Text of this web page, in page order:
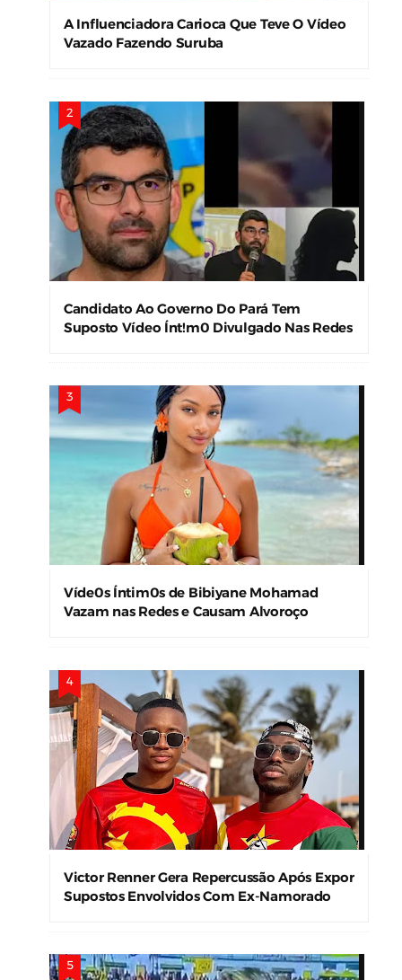
A Influenciadora Carioca Que Teve O Vídeo
Vazado Fazendo Suruba
Candidato Ao Governo Do Pará Tem
Suposto Vídeo Ínt!m0 Divulgado Nas Redes
Víde0s Íntim0s de Bibiyane Mohamad
Vazam nas Redes e Causam Alvoroço
Victor Renner Gera Repercussão Após Expor
Supostos Envolvidos Com Ex-Namorado